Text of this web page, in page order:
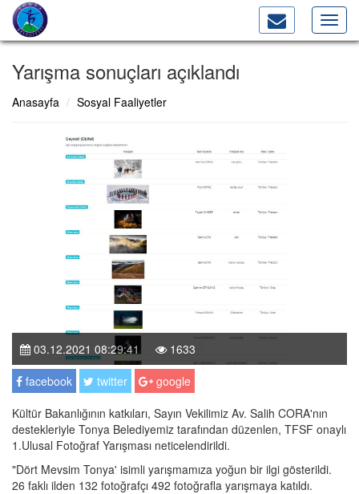
Yarışma sonuçları açıklandı
Anasayfa Sosyal Faaliyetler
03.12.2021 08:29:41
1633
facebook
twitter
google
Kültür Bakanlığının katkıları, Sayın Vekilimiz Av. Salih CORA'nın
destekleriyle Tonya Belediyemiz tarafından düzenlen, TFSF onaylı
1.Ulusal Fotoğraf Yarışması neticelendirildi.
"Dört Mevsim Tonya' isimli yarışmamıza yoğun bir ilgi gösterildi.
26 faklı ilden 132 fotoğrafçı 492 fotoğrafla yarışmaya katıldı.